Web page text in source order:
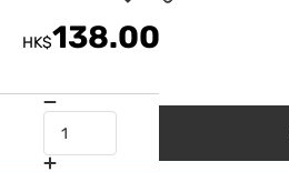
HK$138.00